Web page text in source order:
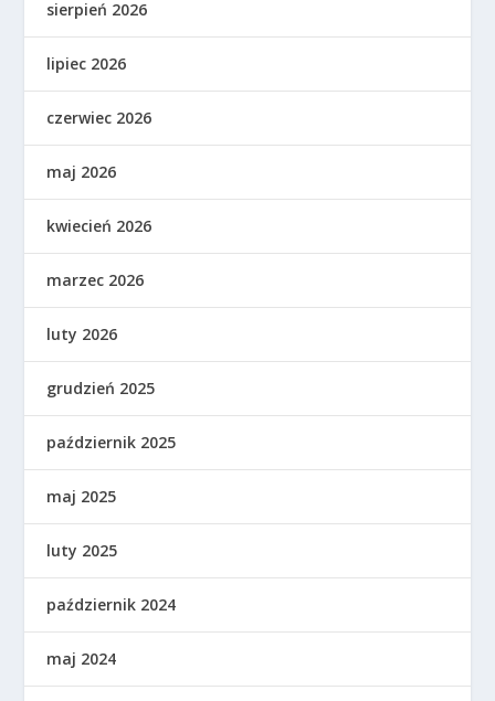
sierpień 2026
lipiec 2026
czerwiec 2026
maj 2026
kwiecień 2026
marzec 2026
luty 2026
grudzień 2025
październik 2025
maj 2025
luty 2025
październik 2024
maj 2024